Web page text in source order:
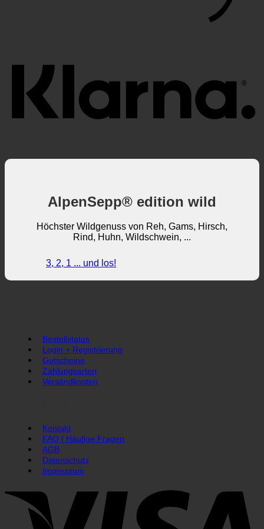
AlpenSepp® edition wild
Höchster Wildgenuss von Reh, Gams, Hirsch,
Rind, Huhn, Wildschwein, ...
3, 2, 1 ... und los!
Bestellstatus
Login + Registrierung
Gutscheine
Zahlungsarten
Versandkosten
Kontakt
FAQ | Häufige Fragen
AGB
Datenschutz
Impressum